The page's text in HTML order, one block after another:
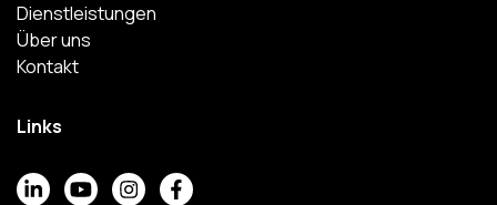
Dienstleistungen
Über uns
Kontakt
Links